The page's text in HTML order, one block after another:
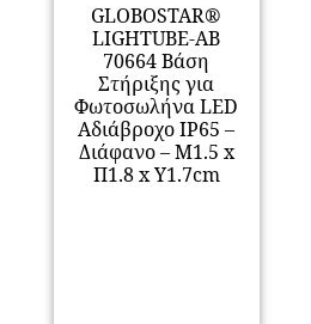
GLOBOSTAR®
LIGHTUBE-AB
70664 Βάση
Στήριξης για
Φωτοσωλήνα LED
Αδιάβροχο IP65 –
Διάφανο – Μ1.5 x
Π1.8 x Υ1.7cm